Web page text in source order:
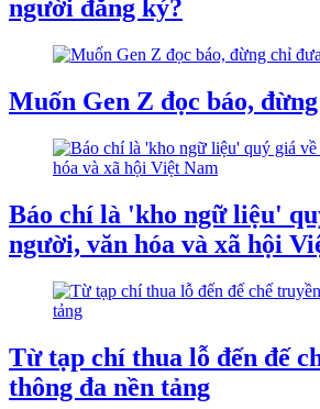
người đăng ký?
Muốn Gen Z đọc báo,
Báo chí là 'kho ngữ liệu'
người, văn hóa và xã hội
Từ tạp chí thua lỗ đến đế
thông đa nền tảng